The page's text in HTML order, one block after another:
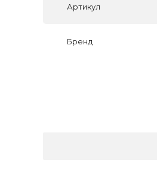
Артикул
Бренд